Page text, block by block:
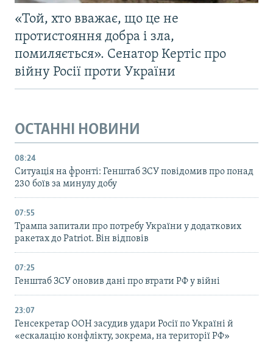
«Той, хто вважає, що це не
протистояння добра і зла,
помиляється». Сенатор Кертіс про
війну Росії проти України
ОСТАННІ НОВИНИ
08:24
Ситуація на фронті: Генштаб ЗСУ повідомив про понад
230 боїв за минулу добу
07:55
Трампа запитали про потребу України у додаткових
ракетах до Patriot. Він відповів
07:25
Генштаб ЗСУ оновив дані про втрати РФ у війні
23:07
Генсекретар ООН засудив удари Росії по Україні й
«ескалацію конфлікту, зокрема, на території РФ»